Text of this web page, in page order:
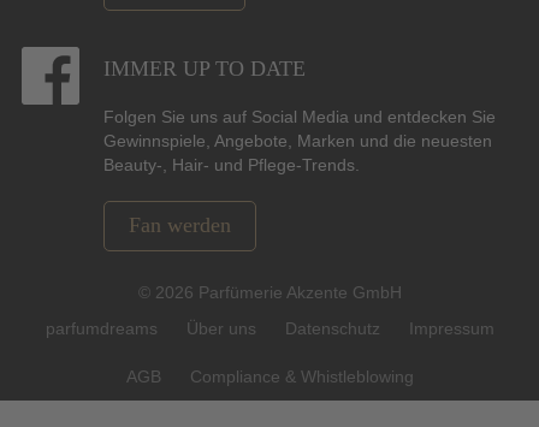
IMMER UP TO DATE
Folgen Sie uns auf Social Media und entdecken Sie
Gewinnspiele, Angebote, Marken und die neuesten
Beauty-, Hair- und Pflege-Trends.
Fan werden
© 2026 Parfümerie Akzente GmbH
parfumdreams
Über uns Datenschutz Impressum
AGB Compliance & Whistleblowing